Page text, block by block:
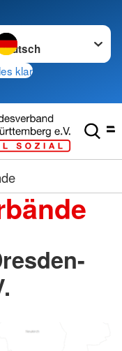
wechseln zu
klar